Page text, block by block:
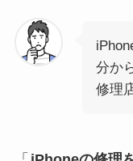
分か
修理